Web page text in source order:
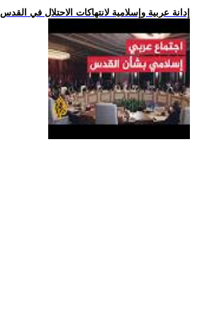
.. إدانة عربية وإسلامية لانتهاكات الاحتلال في القدس